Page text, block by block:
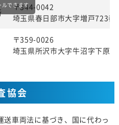
〒344-0042
埼玉県春日部市大字増戸723番
〒359-0026
埼玉県所沢市大字牛沼字下原
ルできます
協会
車両法に基づき、国に代わっ